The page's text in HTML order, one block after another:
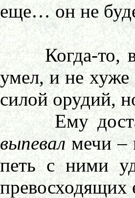
еще… он не
Когда-то, в
умел, и не хуже
силой орудий,
Ему
выпевалмечи –
петь с ними
превосходящих